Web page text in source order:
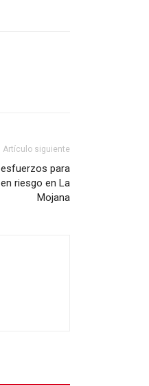
Artículo siguiente
para
riesgo en La
Mojana